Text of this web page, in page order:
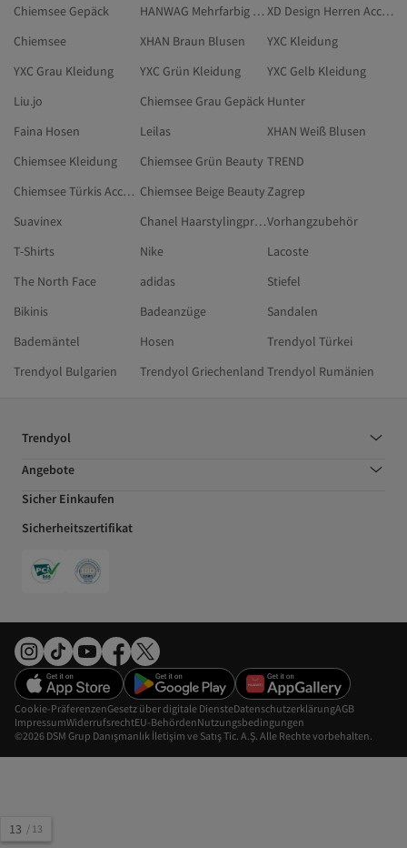
13 / 13
Chiemsee Gepäck
HANWAG Mehrfarbig Kleidung
XD Design Herren Accessoires
Chiemsee
XHAN Braun Blusen
YXC Kleidung
YXC Grau Kleidung
YXC Grün Kleidung
YXC Gelb Kleidung
Liu.jo
Chiemsee Grau Gepäck Hunter
Faina Hosen
Leilas
XHAN Weiß Blusen
Chiemsee Kleidung
Chiemsee Grün Beauty TREND
Chiemsee Türkis Accessoires Chiemsee Beige BeautyZagrep
Suavinex
Chanel HaarstylingprodukteVorhangzubehör
T-Shirts
Nike
Lacoste
The North Face
adidas
Stiefel
Bikinis
Badeanzüge
Sandalen
Bademäntel
Hosen
Trendyol Türkei
Trendyol Bulgarien
Trendyol Griechenland Trendyol Rumänien
Trendyol
Angebote
Sicher Einkaufen
Sicherheitszertifikat
©2026 DSM Grup Danışmanlık İletişim ve Satış Tic. A.Ş. Alle Rechte vorbehalten.
Cookie-PräferenzenGesetz über digitale DiensteDatenschutzerklärungAGB
ImpressumWiderrufsrechtEU-BehördenNutzungsbedingungen